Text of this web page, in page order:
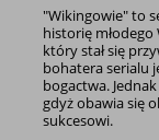
"Wikingowie" to
historię
który stał się
bohatera serialu
bogactwa.
gdyż obawia się
sukcesowi.